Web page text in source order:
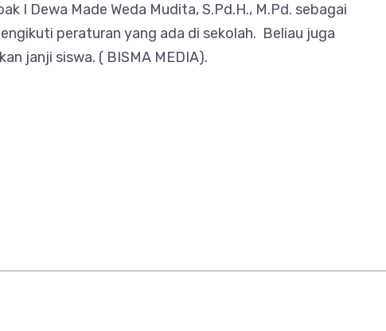
I Dewa Made Weda Mudita, S.Pd.H., M.Pd. sebagai
peraturan yang ada di sekolah. Beliau juga
janji siswa. ( BISMA MEDIA).